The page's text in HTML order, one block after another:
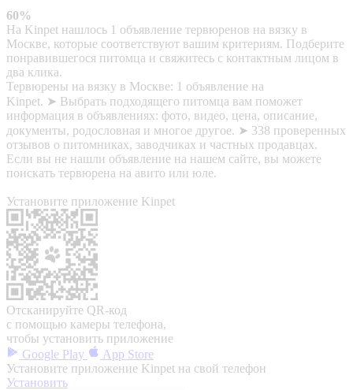
60%
На Kinpet нашлось 1 объявление тервюренов на вязку в
Москве, которые соответствуют вашим критериям. Подберите
понравившегося питомца и свяжитесь с контактным лицом в
два клика.
Тервюрены на вязку в Москве: 1 объявление на
Kinpet. ➤ Выбрать подходящего питомца вам поможет
информация в объявлениях: фото, видео, цена, описание,
документы, родословная и многое другое. ➤ 338 проверенных
отзывов о питомниках, заводчиках и частных продавцах.
Если вы не нашли объявление на нашем сайте, вы можете
поискать тервюрена на авито или юле.
Установите приложение Kinpet
Отсканируйте QR-код
с помощью камеры телефона,
чтобы установить приложение
Google Play
App Store
Установите приложение Kinpet на свой телефон
Установить